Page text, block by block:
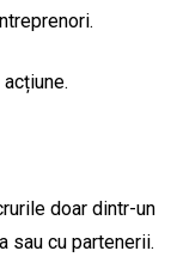
doar dintr-un
sau cu partenerii.